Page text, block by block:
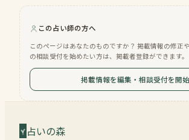
この占い師の方へ
このページはあなたのものですか？ 掲載情報の修正
の相談受付を始めたい方は、掲載者登録ができます。
掲載情報を編集・相談受付を開始
占いの森